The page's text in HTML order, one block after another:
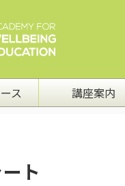
ス 講座案内
ト